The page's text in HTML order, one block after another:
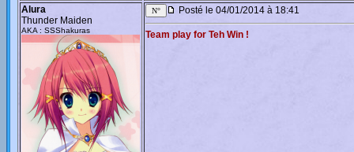
Alura
Thunder Maiden
AKA : SSShakuras
Posté le 04/01/2014 à 18:41
Team play for Teh Win !